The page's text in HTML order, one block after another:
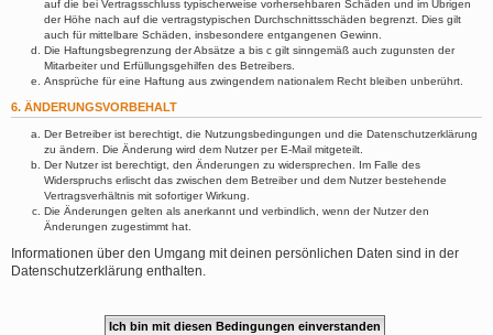
auf die bei Vertragsschluss typischerweise vorhersehbaren Schäden und im Übrigen
der Höhe nach auf die vertragstypischen Durchschnittsschäden begrenzt. Dies gilt
auch für mittelbare Schäden, insbesondere entgangenen Gewinn.
Die Haftungsbegrenzung der Absätze a bis c gilt sinngemäß auch zugunsten der
Mitarbeiter und Erfüllungsgehilfen des Betreibers.
Ansprüche für eine Haftung aus zwingendem nationalem Recht bleiben unberührt.
6. ÄNDERUNGSVORBEHALT
Der Betreiber ist berechtigt, die Nutzungsbedingungen und die Datenschutzerklärung
zu ändern. Die Änderung wird dem Nutzer per E-Mail mitgeteilt.
Der Nutzer ist berechtigt, den Änderungen zu widersprechen. Im Falle des
Widerspruchs erlischt das zwischen dem Betreiber und dem Nutzer bestehende
Vertragsverhältnis mit sofortiger Wirkung.
Die Änderungen gelten als anerkannt und verbindlich, wenn der Nutzer den
Änderungen zugestimmt hat.
Informationen über den Umgang mit deinen persönlichen Daten sind in der
Datenschutzerklärung enthalten.